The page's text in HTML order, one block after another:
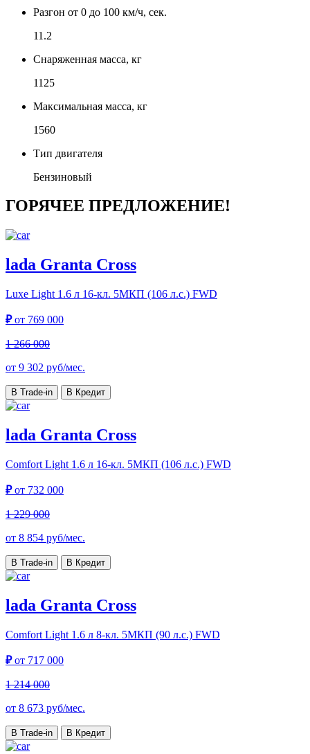
Разгон от 0 до 100 км/ч, сек.
11.2
Снаряженная масса, кг
1125
Максимальная масса, кг
1560
Тип двигателя
Бензиновый
ГОРЯЧЕЕ ПРЕДЛОЖЕНИЕ!
lada Granta Cross
Luxe Light 1.6 л 16-кл. 5МКП (106 л.с.) FWD
₽от 769 000
1 266 000
от 9 302 руб/мес.
В Trade-in В Кредит
lada Granta Cross
Comfort Light 1.6 л 16-кл. 5МКП (106 л.с.) FWD
₽от 732 000
1 229 000
от 8 854 руб/мес.
В Trade-in В Кредит
lada Granta Cross
Comfort Light 1.6 л 8-кл. 5МКП (90 л.с.) FWD
₽от 717 000
1 214 000
от 8 673 руб/мес.
В Trade-in В Кредит